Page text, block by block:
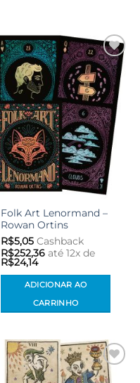
Adicionar
aos meus
desejos
Folk Art Lenormand –
Rowan Ortins
R$5,05 Cashback
R$252,36 até 12x de
R$24,14
ADICIONAR AO
CARRINHO
Adicionar